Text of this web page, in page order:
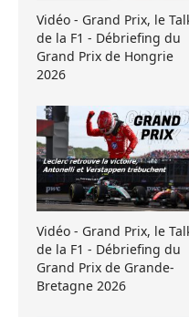
Vidéo - Grand Prix, le
de la F1 - Débriefing du
Grand Prix de Hongrie
2026
Vidéo - Grand Prix, le
de la F1 - Débriefing du
Grand Prix de Grande-
Bretagne 2026